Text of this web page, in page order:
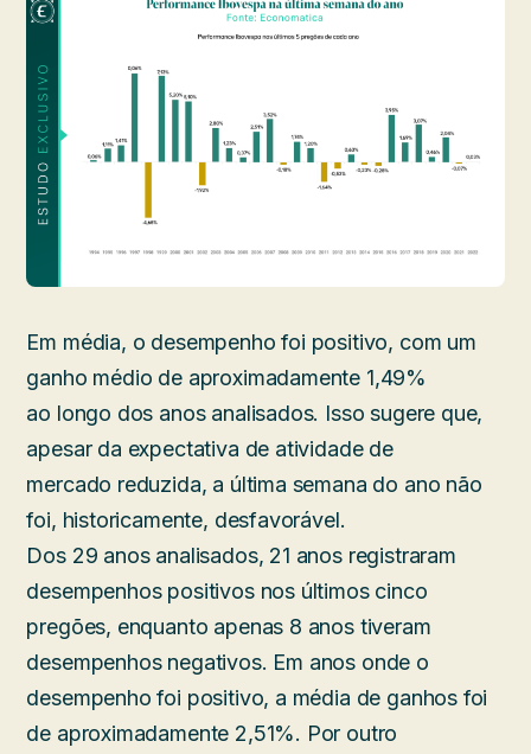
Em média, o desempenho foi positivo, com um
ganho médio de aproximadamente 1,49%
ao longo dos anos analisados. Isso sugere que,
apesar da expectativa de atividade de
mercado reduzida, a última semana do ano não
foi, historicamente, desfavorável.
Dos 29 anos analisados, 21 anos registraram
desempenhos positivos nos últimos cinco
pregões, enquanto apenas 8 anos tiveram
desempenhos negativos. Em anos onde o
desempenho foi positivo, a média de ganhos foi
de aproximadamente 2,51%. Por outro